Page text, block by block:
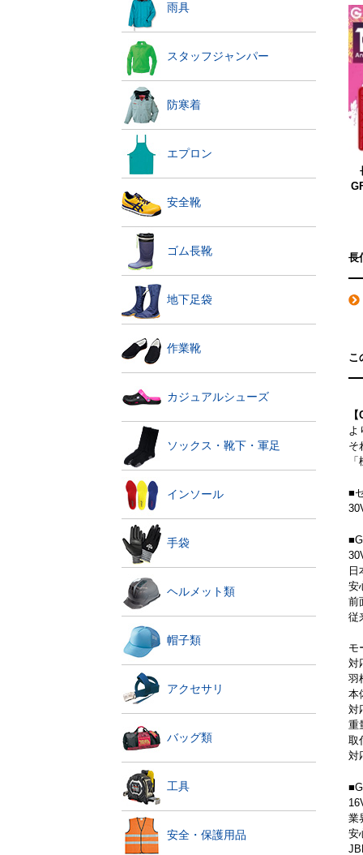
雨具
スタッフジャンパー
防寒着
エプロン
安全靴
ゴム長靴
地下足袋
作業靴
カジュアルシューズ
ソックス・靴下・軍足
インソール
手袋
ヘルメット類
帽子類
アクセサリ
バッグ類
工具
安全・保護用品
長
こ
よ
そ
■
安
前
従
モ
対
羽
本
対
重
取
対
業
安